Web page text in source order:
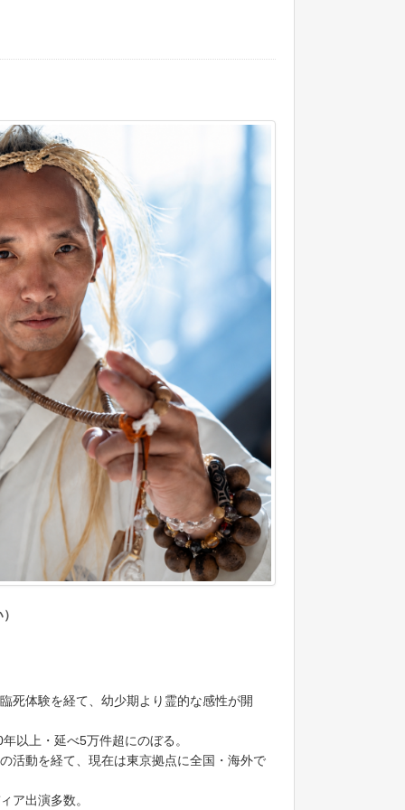
死体験を経て、幼少期より霊的な感性が開
以上・延べ5万件超にのぼる。
活動を経て、現在は東京拠点に全国・海外で
ア出演多数。